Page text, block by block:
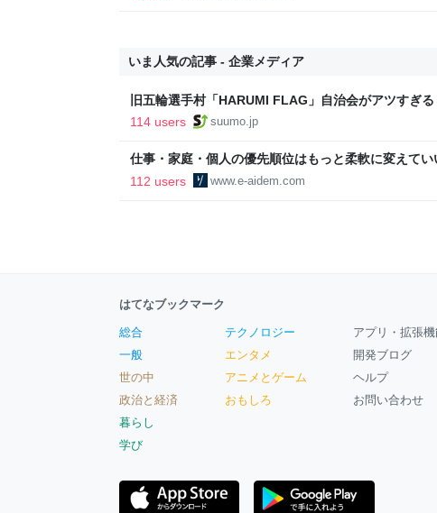
いま人気の記事 - 企業メディア
旧五輪選手村「HARUMI FLAG」自治会がアツすぎ
ルで挑む、盆踊り2万人集客や交通改善など“街の価
114 users suumo.jp
仕事・家庭・個人の優先順位はもっと柔軟に変えて
後の自分に伝えたいこと - りっすん by イーアイデム
112 users www.e-aidem.com
はてなブックマーク
総合
一般
世の中
政治と経済
暮らし
学び
テクノロジー
エンタメ
アニメとゲーム
おもしろ
アプリ・拡張
開発ブログ
ヘルプ
お問い合わせ